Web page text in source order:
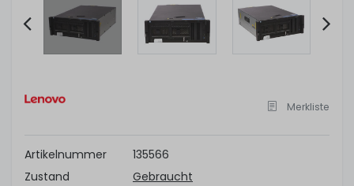
of
Merkliste
Artikelnummer
135566
Zustand
Gebraucht